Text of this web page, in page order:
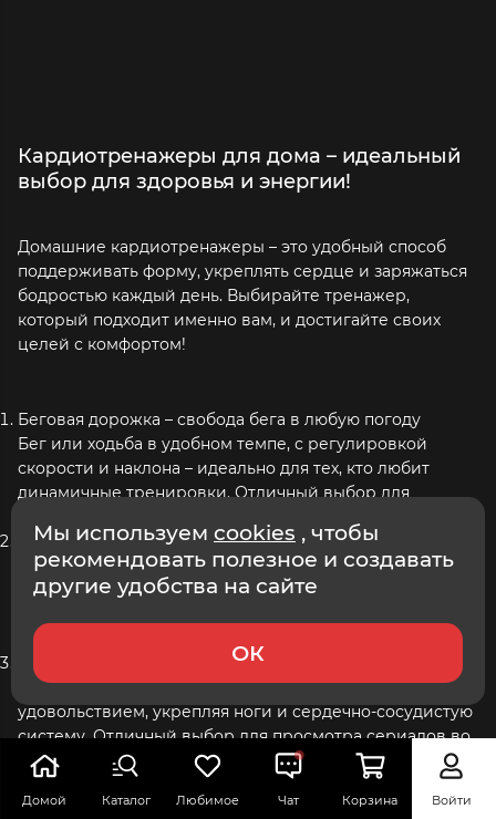
Домой Каталог Любимое Чат Корзина Войти
Мы используем cookies , чтобы
рекомендовать полезное и создавать
другие удобства на сайте
ОК
Кардиотренажеры для дома – идеальный
выбор для здоровья и энергии!
Домашние кардиотренажеры – это удобный способ
поддерживать форму, укреплять сердце и заряжаться
бодростью каждый день. Выбирайте тренажер,
который подходит именно вам, и достигайте своих
целей с комфортом!
Беговая дорожка – свобода бега в любую погоду
Бег или ходьба в удобном темпе, с регулировкой
скорости и наклона – идеально для тех, кто любит
динамичные тренировки. Отличный выбор для
Эллиптический тренажер – гармоничная нагрузка для
всего тела
Плавные движения без ударной нагрузки на суставы,
для безопасных и эффективных тренировок.
Велотренажер – комфортное кардио для дома
Компактный и тихий, он позволяет крутить педали с
удовольствием, укрепляя ноги и сердечно-сосудистую
систему. Отличный выбор для просмотра сериалов во
время тренировки!
Гребной тренажер – сила и выносливость в одной
тренировке